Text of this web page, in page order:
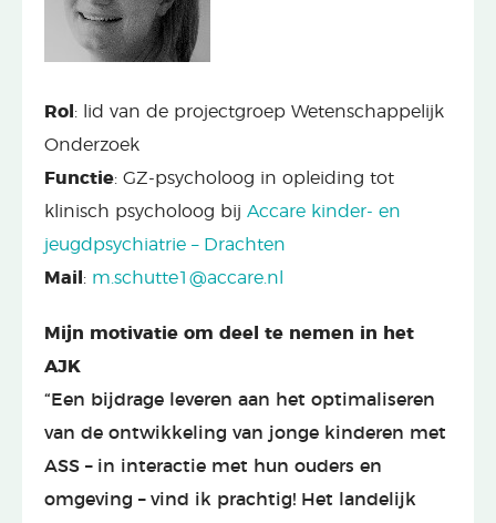
Rol : lid van de projectgroep Wetenschappelijk
Onderzoek
Functie: GZ-psycholoog in opleiding tot
klinisch psycholoog bij Accare kinder- en
jeugdpsychiatrie – Drachten
Mail : m.schutte1@accare.nl
Mijn motivatie om deel te nemen in het
AJK
“Een bijdrage leveren aan het optimaliseren
van de ontwikkeling van jonge kinderen met
ASS – in interactie met hun ouders en
omgeving – vind ik prachtig! Het landelijk